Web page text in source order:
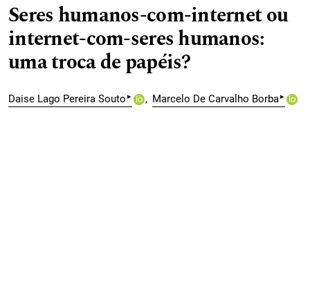
Seres humanos-com-internet ou
internet-com-seres humanos:
uma troca de papéis?
Daise Lago Pereira Souto ▸ Marcelo De Carvalho Borba▸